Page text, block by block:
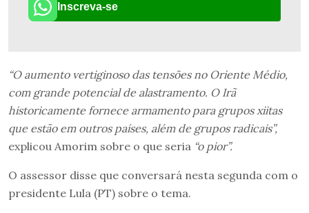
Inscreva-se
“O aumento vertiginoso das tensões no Oriente Médio,
com grande potencial de alastramento. O Irã
historicamente fornece armamento para grupos xiitas
que estão em outros países, além de grupos radicais”,
explicou Amorim sobre o que seria “o pior”.
O assessor disse que conversará nesta segunda com o
presidente Lula (PT) sobre o tema.